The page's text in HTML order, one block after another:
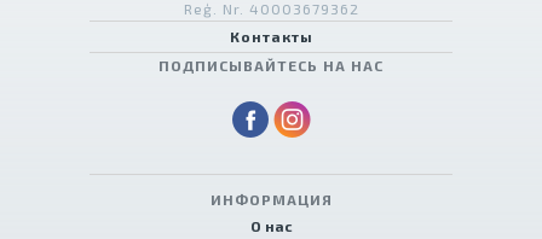
Reģ. Nr. 40003679362
Контакты
ПОДПИСЫВАЙТЕСЬ НА НАС
ИНФОРМАЦИЯ
О нас